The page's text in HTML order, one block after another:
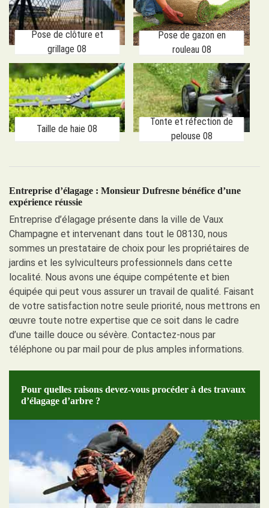
Pose de clôture et
grillage 08
Pose de gazon en
rouleau 08
Taille de haie 08
Tonte et réfection de
pelouse 08
Entreprise d’élagage : Monsieur Dufresne bénéfice d’une
expérience réussie
Entreprise d’élagage présente dans la ville de Vaux
Champagne et intervenant dans tout le 08130, nous
sommes un prestataire de choix pour les propriétaires de
jardins et les sylviculteurs professionnels dans cette
localité. Nous avons une équipe compétente et bien
équipée qui peut vous assurer un travail de qualité. Faisant
de votre satisfaction notre seule priorité, nous mettrons en
œuvre toute notre expertise que ce soit dans le cadre
d’une taille douce ou sévère. Contactez-nous par
téléphone ou par mail pour de plus amples informations.
Pour quelles raisons devez-vous procéder à des travaux
d’élagage d’arbre ?